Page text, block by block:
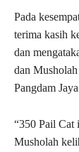
Pada
terima kasih
dan
dan
Pangdam Jaya
“350 Pail Cat
Musholah